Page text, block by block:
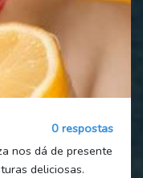
0 respostas
nos dá de presente
deliciosas.